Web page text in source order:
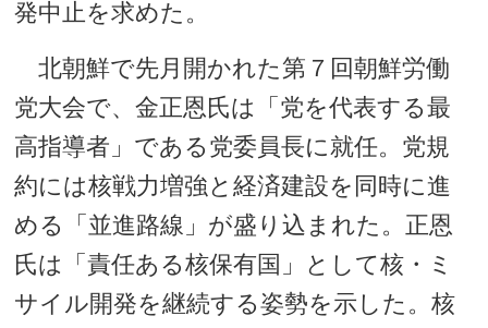
発中止を求めた。
北朝鮮で先月開かれた第７回朝鮮労働
党大会で、金正恩氏は「党を代表する最
高指導者」である党委員長に就任。党規
約には核戦力増強と経済建設を同時に進
める「並進路線」が盛り込まれた。正恩
氏は「責任ある核保有国」として核・ミ
サイル開発を継続する姿勢を示した。核